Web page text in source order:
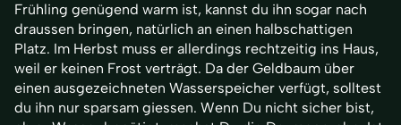
Frühling genügend warm ist, kannst du ihn sogar nach
draussen bringen, natürlich an einen halbschattigen
Platz. Im Herbst muss er allerdings rechtzeitig ins Haus,
weil er keinen Frost verträgt. Da der Geldbaum über
einen ausgezeichneten Wasserspeicher verfügt, solltest
du ihn nur sparsam giessen. Wenn Du nicht sicher bist,